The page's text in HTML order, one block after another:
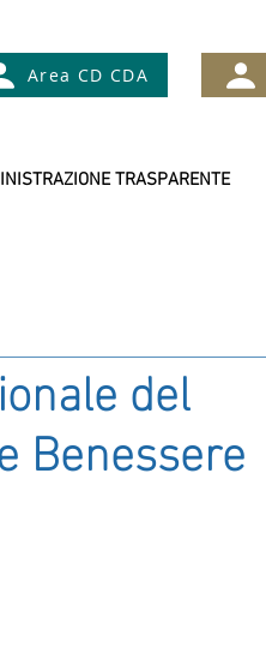
Area CD CDA
TRASPARENTE
del
Benessere